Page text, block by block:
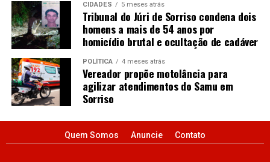
CIDADES 5 meses atrás
Tribunal do Júri de Sorriso condena dois
homens a mais de 54 anos por
homicídio brutal e ocultação de cadáver
POLÍTICA 4 meses atrás
Vereador propõe motolância para
agilizar atendimentos do Samu em
Sorriso
Quem Somos Anuncie Contato